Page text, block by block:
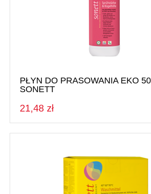
PŁYN DO PRASOWANIA EKO
SONETT
21,48 zł